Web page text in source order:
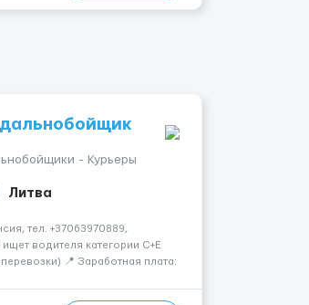
- Курьеры
Литва
тел. +37063970889,
водителя категории C+E
📍 Заработная плата: